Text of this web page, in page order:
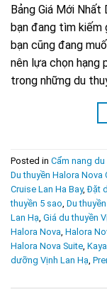
Bảng Giá Mới Nhất
bạn đang tìm kiếm
bạn cũng đang
nên lựa chọn hạng
trong những du
Posted in Cẩm nang du
Du thuyền Halora Nova
Cruise Lan Ha Bay,Đặt
thuyền 5 sao, Du
Lan Hạ, Giá du thuyền
Halora Nova, Halora
Halora Nova Suite,
dưỡng Vịnh Lan Hạ,